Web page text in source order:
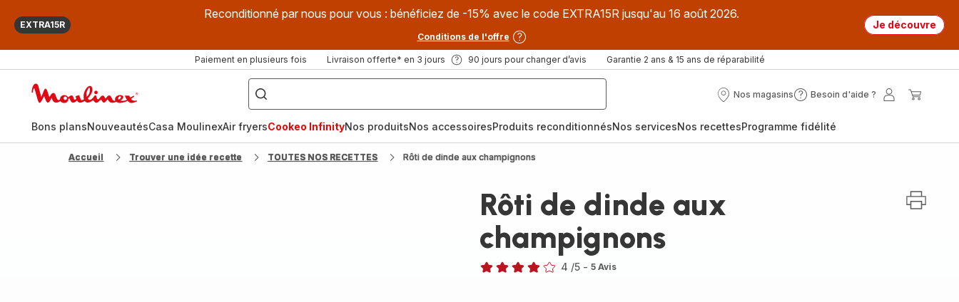
EXTRA15R
Reconditionné par nous pour vous : bénéficiez de -15% avec le code EXTRA15R jusqu'au 16 août 2026.
Conditions de l'offre
Je découvre
Paiement en plusieurs fois Livraison offerte* en 3 jours 90 jours pour changer d’avis Garantie 2 ans & 15 ans de réparabilité
["Que
recherchez-
vous
?",
fryer",
"Companion"]
Nos magasins
Nos
Besoin d'aide ?
Besoin
?
Mon
Bons plansNouveautésCasa MoulinexAir fryersCookeo InfinityNos produitsNos accessoiresProduits reconditionnésNos servicesNos recettesProgramme fidélité
Accueil Trouver une idée recette TOUTES NOS RECETTES Rôti de dinde aux champignons
Rôti de dinde aux
champignons
4 /5 - 5 Avis